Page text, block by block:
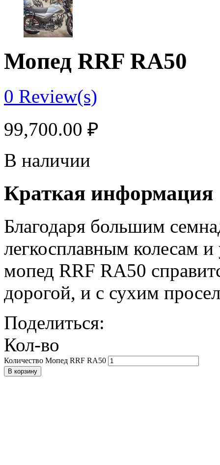
Мопед RRF RA50
0 Review(s)
99,700.00 ₽
В наличии
Краткая информация
Благодаря большим
легкосплавным колесам
мопед RRF RA50
дорогой, и с сухим
Поделиться:
Кол-во
Количество Мопед RRF RA50
В корзину